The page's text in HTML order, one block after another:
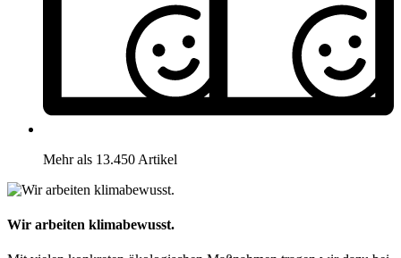
Mehr als 13.450 Artikel
Wir arbeiten klimabewusst.